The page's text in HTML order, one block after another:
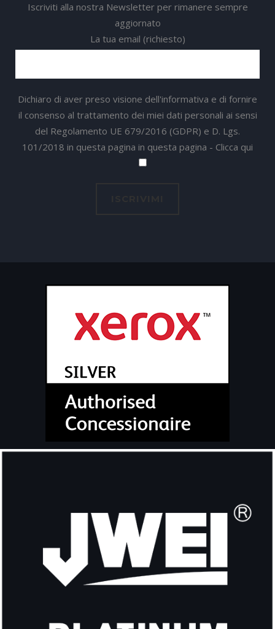
Iscriviti alla nostra Newsletter per rimanere sempre
aggiornato
La tua email (richiesto)
Dichiaro di aver preso visione dell'informativa e di fornire
il consenso al trattamento dei miei dati personali ai sensi
del Regolamento UE 679/2016 (GDPR) e D. Lgs.
101/2018 in questa pagina in questa pagina - Clicca qui